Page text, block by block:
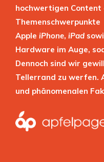
hochwertigen
Themenschwerpunkte
Apple iPhone, iPad
Hardware im Auge,
Dennoch sind wir
Tellerrand zu werfen.
und phänomenalen